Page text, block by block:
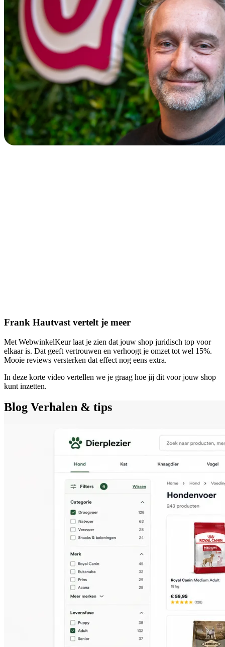
Frank Hautvast vertelt je meer
Met WebwinkelKeur laat je zien dat jouw shop juridisch top voor
elkaar is. Dat geeft vertrouwen en verhoogt je omzet tot wel 15%.
Mooie reviews versterken dat effect nog eens extra.
In deze korte video vertellen we je graag hoe jij dit voor jouw shop
kunt inzetten.
Blog Verhalen & tips